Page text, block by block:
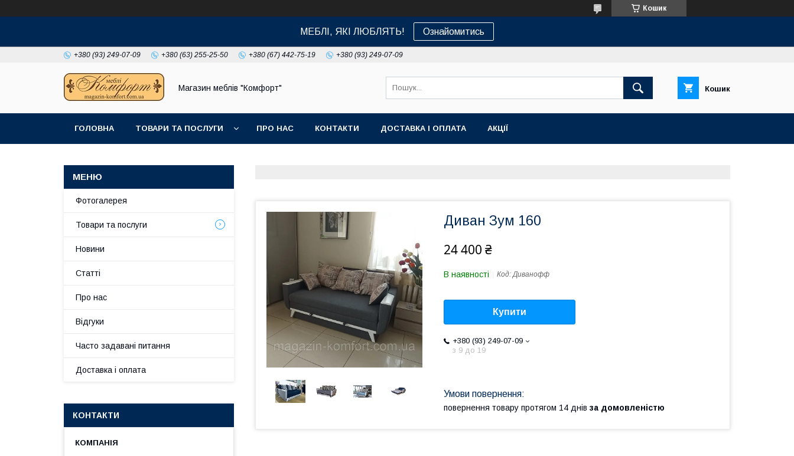
Кошик
МЕБЛІ, ЯКІ ЛЮБЛЯТЬ! Ознайомитись
+380 (93) 249-07-09 +380 (63) 255-25-50 +380 (67) 442-75-19 +380 (93) 249-07-09
Магазин меблів "Комфорт" Кошик
ГОЛОВНА ТОВАРИ ТА ПОСЛУГИ ПРО НАС КОНТАКТИ ДОСТАВКА І ОПЛАТА АКЦІЇ
Диван Зум 160
24 400 ₴
В наявності Код:Диванофф
Купити
+380 (93) 249-07-09
з 9 до 19
повернення товару протягом 14 днів за домовленістю
Фотогалерея
Товари та послуги
Новини
Статті
Про нас
Відгуки
Часто задавані питання
Доставка і оплата
КОНТАКТИ